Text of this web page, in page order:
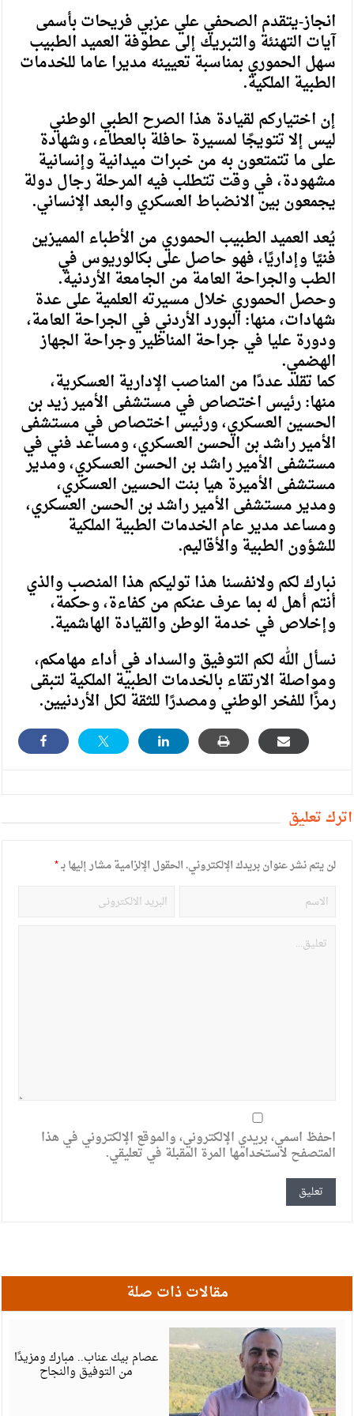
انجاز-يتقدم الصحفي علي عزبي فريحات بأسمى
آيات التهنئة والتبريك إلى عطوفة العميد الطبيب
سهل الحموري بمناسبة تعيينه مديرا عاما للخدمات
الطبية الملكية.
إن اختياركم لقيادة هذا الصرح الطبي الوطني
ليس إلا تتويجًا لمسيرة حافلة بالعطاء، وشهادة
على ما تتمتعون به من خبرات ميدانية وإنسانية
مشهودة، في وقت تتطلب فيه المرحلة رجال دولة
يجمعون بين الانضباط العسكري والبعد الإنساني.
يُعد العميد الطبيب الحموري من الأطباء المميزين
فنيًا وإداريًا، فهو حاصل على بكالوريوس في
الطب والجراحة العامة من الجامعة الأردنية.
وحصل الحموري خلال مسيرته العلمية على عدة
شهادات، منها: البورد الأردني في الجراحة العامة،
ودورة عليا في جراحة المناظير وجراحة الجهاز
الهضمي.
كما تقلد عددًا من المناصب الإدارية العسكرية،
منها: رئيس اختصاص في مستشفى الأمير زيد بن
الحسين العسكري، ورئيس اختصاص في مستشفى
الأمير راشد بن الحسن العسكري، ومساعد فني في
مستشفى الأمير راشد بن الحسن العسكري، ومدير
مستشفى الأميرة هيا بنت الحسين العسكري،
ومدير مستشفى الأمير راشد بن الحسن العسكري،
ومساعد مدير عام الخدمات الطبية الملكية
للشؤون الطبية والأقاليم.
نبارك لكم ولانفسنا هذا توليكم هذا المنصب والذي
أنتم أهل له بما عرف عنكم من كفاءة، وحكمة،
وإخلاص في خدمة الوطن والقيادة الهاشمية.
نسأل الله لكم التوفيق والسداد في أداء مهامكم،
ومواصلة الارتقاء بالخدمات الطبية الملكية لتبقى
رمزًا للفخر الوطني ومصدرًا للثقة لكل الأردنيين.
أترك تعليق
لن يتم نشر عنوان بريدك الإلكتروني.الحقول الإلزامية مشار إليها بـ*
احفظ اسمي، بريدي الإلكتروني، والموقع الإلكتروني في هذا
المتصفح لاستخدامها المرة المقبلة في تعليقي.
مقالات ذات صلة
عصام بيك عناب.. مبارك ومزيدًا
من التوفيق والنجاح